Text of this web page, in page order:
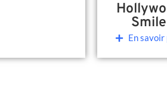
Smile
En savoir